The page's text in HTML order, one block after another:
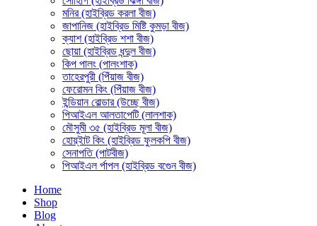
মনির (হাইব্রিড করলা বীজ)
জাপানিজ (হাইব্রিড মিষ্টি কুমড়া বীজ)
ক্যাশ (হাইব্রিড শশা বীজ)
ছোয়া (হাইব্রিড ধন্দুল বীজ)
কিপ পালং (পালংশাক)
তাহেরপুরী (পিঁয়াজ বীজ)
ফেরোমন কিং (পিঁয়াজ বীজ)
ইন্ডিয়ান বোল্ডার (উচ্ছে বীজ)
পিআইএল আলতাপেটি (লালশাক)
মৌসুমী ৩৫ (হাইব্রিড মূলা বীজ)
হোয়্ইাট কিং (হাইব্রিড ফুলকপি বীজ)
সেনাপতি (পাটবীজ)
পিআইএল র্পাপল (হাইব্রিড বগেুন বীজ)
Home
Shop
Blog